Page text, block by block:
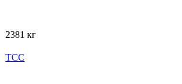
2381 кг
ТСС